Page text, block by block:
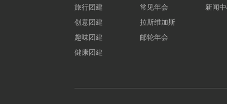
旅行团建
创意团建
趣味团建
健康团建
常见年会
拉斯维加斯
邮轮年会
新闻